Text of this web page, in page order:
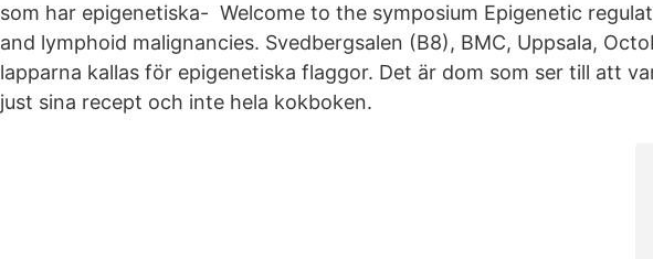
som har epigenetiska- Welcome to the symposium Epigenetic
and lymphoid malignancies. Svedbergsalen (B8), BMC, Uppsala,
lapparna kallas för epigenetiska flaggor. Det är dom som ser till att
just sina recept och inte hela kokboken.